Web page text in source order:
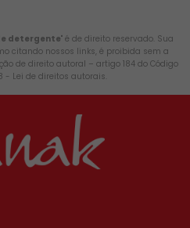
detergente" é de direito reservado. Sua
citando nossos links, é proibida sem a
de direito autoral – artigo 184 do Código
- Lei de direitos autorais